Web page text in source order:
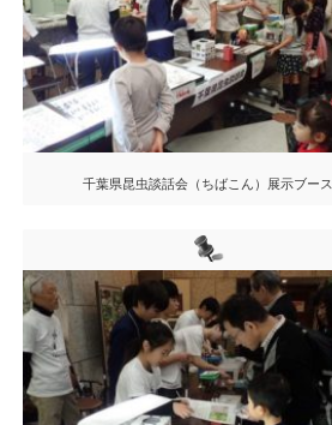
千葉県昆虫談話会（ちばこん）展示ブース